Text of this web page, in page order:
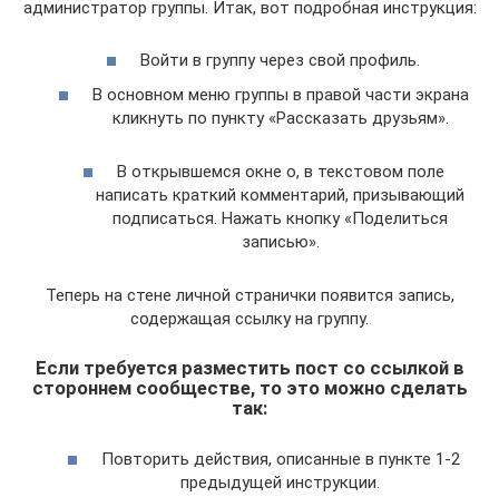
администратор группы. Итак, вот подробная инструкция:
Войти в группу через свой профиль.
В основном меню группы в правой части экрана
кликнуть по пункту «Рассказать друзьям».
В открывшемся окне о, в текстовом поле
написать краткий комментарий, призывающий
подписаться. Нажать кнопку «Поделиться
записью».
Теперь на стене личной странички появится запись,
содержащая ссылку на группу.
Если требуется разместить пост со ссылкой в
стороннем сообществе, то это можно сделать
так:
Повторить действия, описанные в пункте 1-2
предыдущей инструкции.